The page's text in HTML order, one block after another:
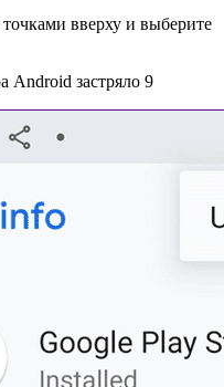
вверху и выберите